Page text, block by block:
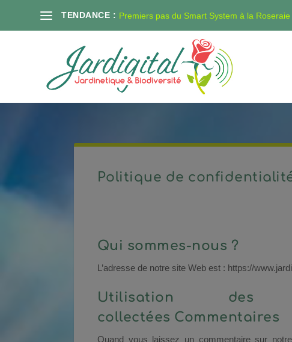
TENDANCE : Premiers pas du Smart System à la Roseraie
Politique de
Qui sommes-nous ?
L’adresse de notre site Web est : https://
Utilisation des
collectées Commentaires
Quand vous laissez un commentaire sur